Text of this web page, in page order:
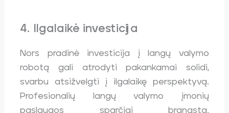
4. Ilgalaikė investicija
Nors pradinė investicija į langų valymo
robotą gali atrodyti pakankamai solidi,
svarbu atsižvelgti į ilgalaikę perspektyvą.
Profesionalių langų valymo įmonių
paslaugos sparčiai brangsta.